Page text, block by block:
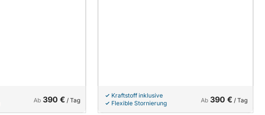
Ab 390 € / Tag
Kraftstoff inklusive
Flexible Stornierung
Ab 390 € / Tag